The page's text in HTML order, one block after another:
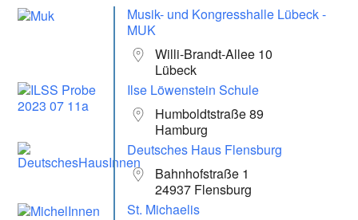
Musik- und Kongresshalle Lübeck -
MUK
Willi-Brandt-Allee 10
Lübeck
Ilse Löwenstein Schule
Humboldtstraße 89
Hamburg
Deutsches Haus Flensburg
Bahnhofstraße 1
24937 Flensburg
St. Michaelis